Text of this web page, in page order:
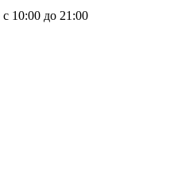
10:00 до 21:00